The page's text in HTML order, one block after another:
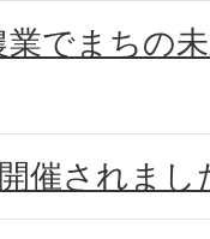
業でまちの
催されまし